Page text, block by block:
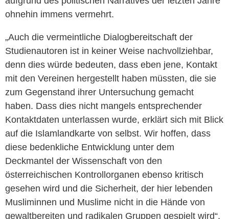
ohnehin immens vermehrt.
„Auch die vermeintliche Dialogbereitschaft der
Studienautoren ist in keiner Weise nachvollziehbar,
denn dies würde bedeuten, dass eben jene, Kontakt
mit den Vereinen hergestellt haben müssten, die sie
zum Gegenstand ihrer Untersuchung gemacht
haben. Dass dies nicht mangels entsprechender
Kontaktdaten unterlassen wurde, erklärt sich mit Blick
auf die Islamlandkarte von selbst. Wir hoffen, dass
diese bedenkliche Entwicklung unter dem
Deckmantel der Wissenschaft von den
österreichischen Kontrollorganen ebenso kritisch
gesehen wird und die Sicherheit, der hier lebenden
Musliminnen und Muslime nicht in die Hände von
gewaltbereiten und radikalen Gruppen gespielt wird“,